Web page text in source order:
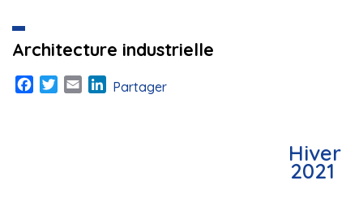
Architecture industrielle
Facebook
TwitterEmail LinkedIn
Partager
Hiver
2021